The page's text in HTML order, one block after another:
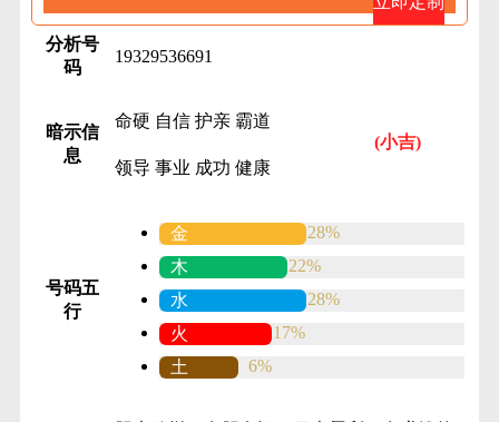
分析号
码
19329536691
暗示信
息
命硬 自信 护亲 霸道
领导 事业 成功 健康
(小吉)
号码五
行
金
28%
木
22%
水
28%
火
17%
土
6%